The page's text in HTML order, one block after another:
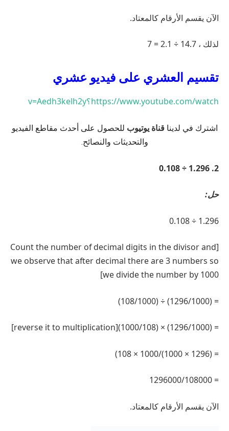
الآن يقسم الأرقام كالمعتاد.
لذلك ، 14.7 ÷ 2.1 = 7
تقسيم العشري على فيديو عشري
https://www.youtube.com/watch؟v=Aedh3kelh2y
اشترك في لديناقناة يوتيوب للحصول على أحدث مقاطع الفيديو
والتحديثات والنصائح.
2.
1.296 ÷ 0.108
حل:
1.296 ÷ 0.108
[Count the number of decimal digits in the divisor and
we observe that after decimal there are 3 numbers so
we divide the number by 1000]
= (1296/1000) ÷ (108/1000)
= (1296/1000) × (1000/108)[reverse it to multiplication]
= (1296 × 1000)/1000 × 108)
= 1296000/108000
الآن يقسم الأرقام كالمعتاد.